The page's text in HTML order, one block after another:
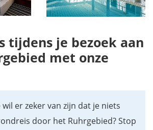
tijdens je bezoek aan
met onze
wil er zeker van zijn dat je niets
door het Ruhrgebied? Stop